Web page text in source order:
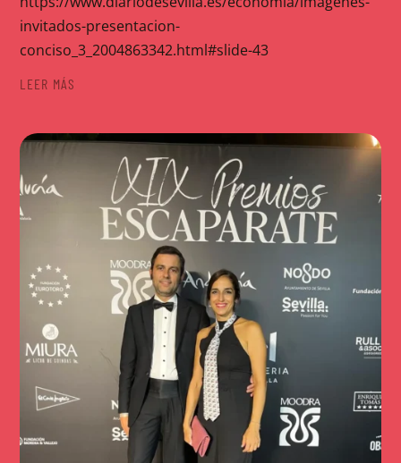
invitados-presentacion-
conciso_3_2004863342.html#slide-43
LEER MÁS